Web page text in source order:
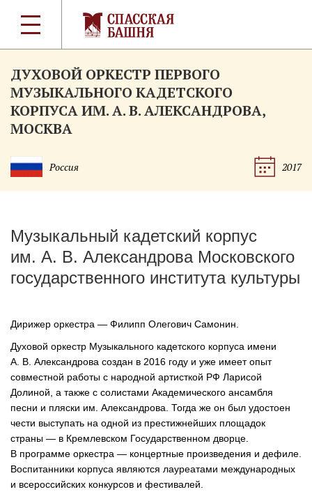
ДУХОВОЙ ОРКЕСТР ПЕРВОГО
МУЗЫКАЛЬНОГО КАДЕТСКОГО
КОРПУСА ИМ.А. В. АЛЕКСАНДРОВА,
МОСКВА
Россия 2017
Музыкальный кадетский корпус
им. А. В. АлександроваМосковского
государственного института культуры
Дирижер оркестра — Филипп Олегович Самонин.
Духовой оркестр Музыкального кадетского корпуса имени
А. В. Александрова создан в 2016 году и уже имеет опыт
совместной работы с народной артисткой РФ Ларисой
Долиной, а также с солистами Академического ансамбля
песни и пляски им. Александрова. Тогда же он был удостоен
чести выступать на одной из престижнейших площадок
страны — в Кремлевском Государственном дворце.
В программе оркестра — концертные произведения и дефиле.
Воспитанники корпуса являются лауреатами международных
и всероссийских конкурсов и фестивалей.